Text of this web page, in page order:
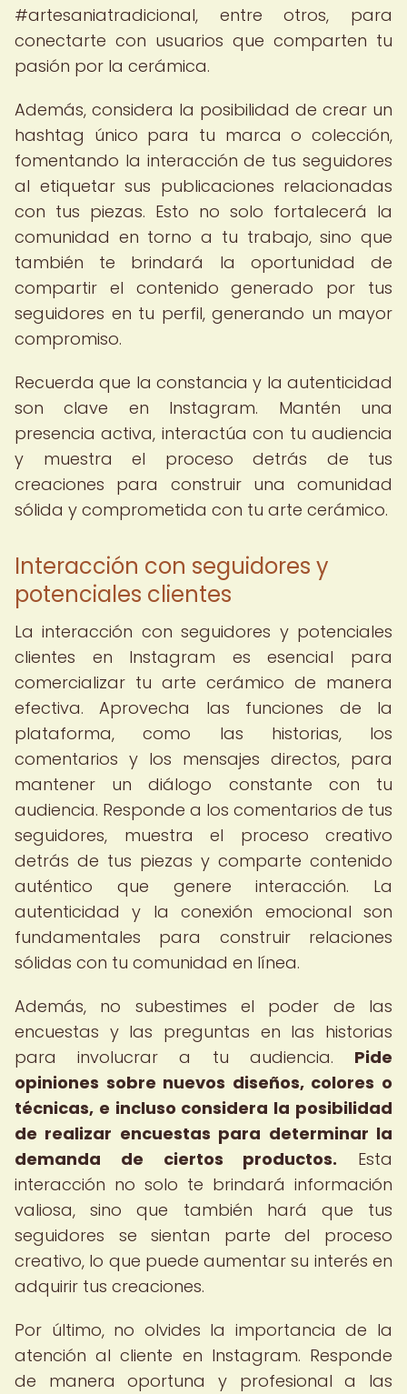
#artesaniatradicional, entre otros, para
conectarte con usuarios que comparten tu
pasión por la cerámica.
Además, considera la posibilidad de crear un
hashtag único para tu marca o colección,
fomentando la interacción de tus seguidores
al etiquetar sus publicaciones relacionadas
con tus piezas. Esto no solo fortalecerá la
comunidad en torno a tu trabajo, sino que
también te brindará la oportunidad de
compartir el contenido generado por tus
seguidores en tu perfil, generando un mayor
compromiso.
Recuerda que la constancia y la autenticidad
son clave en Instagram. Mantén una
presencia activa, interactúa con tu audiencia
y muestra el proceso detrás de tus
creaciones para construir una comunidad
sólida y comprometida con tu arte cerámico.
Interacción con seguidores y
potenciales clientes
La interacción con seguidores y potenciales
clientes en Instagram es esencial para
comercializar tu arte cerámico de manera
efectiva. Aprovecha las funciones de la
plataforma, como las historias, los
comentarios y los mensajes directos, para
mantener un diálogo constante con tu
audiencia. Responde a los comentarios de tus
seguidores, muestra el proceso creativo
detrás de tus piezas y comparte contenido
auténtico que genere interacción. La
autenticidad y la conexión emocional son
fundamentales para construir relaciones
sólidas con tu comunidad en línea.
Además, no subestimes el poder de las
encuestas y las preguntas en las historias
para involucrar a tu audiencia. Pide
opiniones sobre nuevos diseños, colores o
técnicas, e incluso considera la posibilidad
de realizar encuestas para determinar la
demanda de ciertos productos. Esta
interacción no solo te brindará información
valiosa, sino que también hará que tus
seguidores se sientan parte del proceso
creativo, lo que puede aumentar su interés en
adquirir tus creaciones.
Por último, no olvides la importancia de la
atención al cliente en Instagram. Responde
de manera oportuna y profesional a las